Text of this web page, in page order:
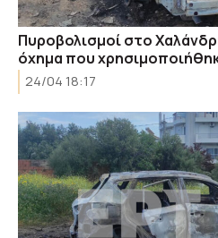
Πυροβολισμοί στο
όχημα που
24/04 18:17